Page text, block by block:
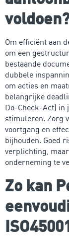
Om efficiënt aan
om een
bestaande
dubbele
om acties en
belangrijke
Do-Check-Act) in
stimuleren. Zorg
voortgang en
bijhouden. Goed
verplichting,
onderneming te
Zo kan